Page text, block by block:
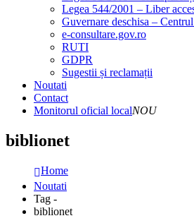
Legea 544/2001 – Liber
Guvernare deschisa –
e-consultare.gov.ro
RUTI
GDPR
Sugestii și reclamații
Noutati
Contact
Monitorul oficial localNOU
biblionet
Home
Noutati
Tag -
biblionet